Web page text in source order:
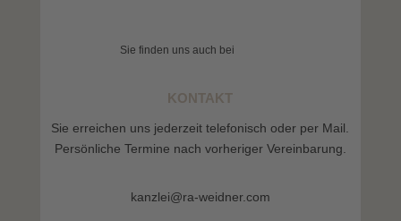
Sie finden uns auch bei
KONTAKT
Sie erreichen uns jederzeit telefonisch oder per Mail.
Persönliche Termine nach vorheriger Vereinbarung.
kanzlei@ra-weidner.com